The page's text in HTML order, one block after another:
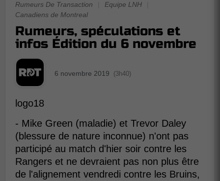
Rumeurs De Transaction Equipe LNH
Canadiens de Montreal
Rumeurs, spéculations et
infos Édition du 6 novembre
6 novembre 2019 (3h40)
logo18
- Mike Green (maladie) et Trevor Daley
(blessure de nature inconnue) n'ont pas
participé au match d'hier soir contre les
Rangers et ne devraient pas non plus être
de l'alignement vendredi contre les Bruins,